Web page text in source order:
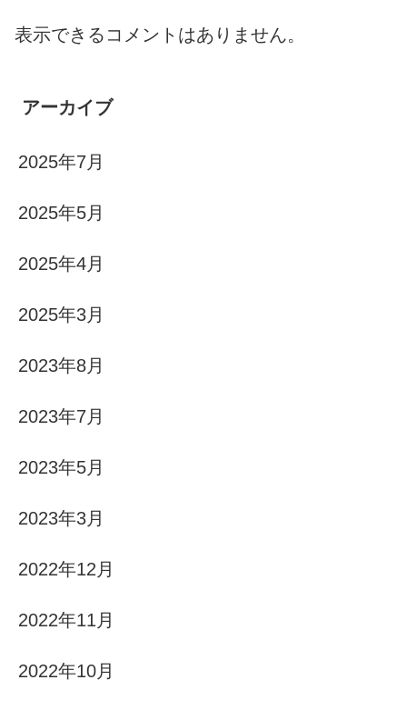
表示できるコメントはありません。
アーカイブ
2025年7月
2025年5月
2025年4月
2025年3月
2023年8月
2023年7月
2023年5月
2023年3月
2022年12月
2022年11月
2022年10月